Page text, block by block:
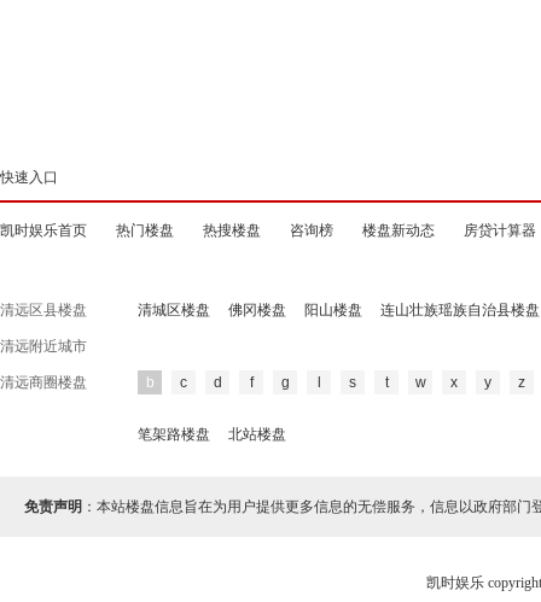
快速入口
凯时娱乐首页 热门楼盘 热搜楼盘 咨询榜 楼盘新动态 房贷计算器
清远区县楼盘 清城区楼盘 佛冈楼盘 阳山楼盘 连山壮族瑶族自治县楼盘
清远附近城市
清远商圈楼盘 b c d f g s t w x y z
笔架路楼盘 北站楼盘
免责声明 ：本站楼盘信息旨在为用户提供更多信息的无偿服务，信息以政府部门
凯时娱乐